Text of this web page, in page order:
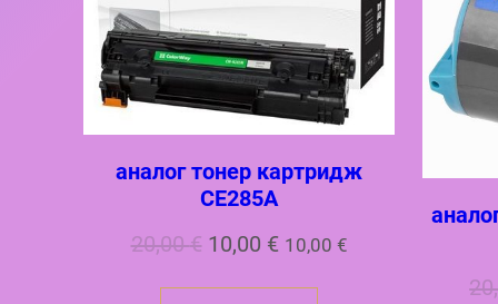
аналог тонер картридж
CE285A
20,00€ Первоначальная
цена
10,00 €Текущая
цена:
10,00 €